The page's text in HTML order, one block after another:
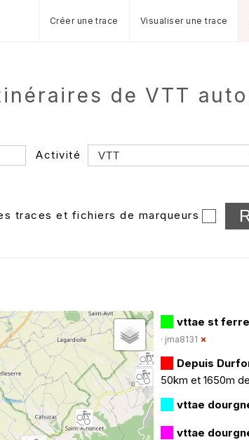
Créer une trace Visualiser une trace
de VTT
Activité
Dossier
traces et fichiers de marqueurs
vttae st
· jma8131
Depuis
50km et 1650m
vttae
vttae